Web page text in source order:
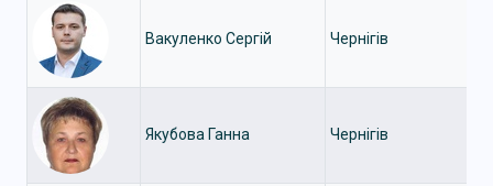
Вакуленко Сергій Чернігів
Якубова Ганна Чернігів